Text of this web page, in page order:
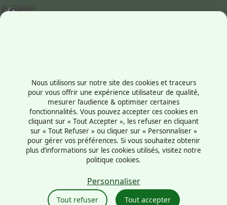
1 rue du Président Robert Schuman
45100 - Orléans
France
Politique de confidentialité
Nous utilisons sur notre site des cookies et traceurs
pour vous offrir une expérience utilisateur de qualité,
mesurer l’audience & optimiser certaines
fonctionnalités. Vous pouvez accepter ces cookies en
cliquant sur « Tout Accepter », les refuser en cliquant
sur « Tout Refuser » ou cliquer sur « Personnaliser »
pour gérer vos préférences. Si vous souhaitez obtenir
plus d’informations sur les cookies utilisés, visitez notre
politique cookies.
Tout accepter
Tout refuser
Personnaliser